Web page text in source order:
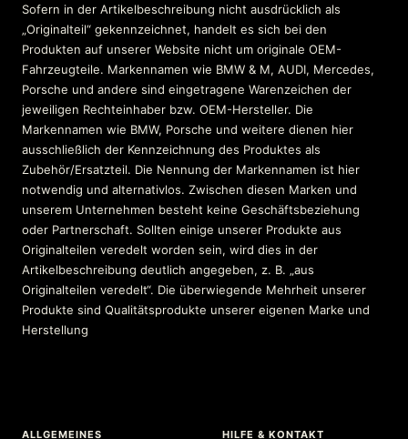
Sofern in der Artikelbeschreibung nicht ausdrücklich als
„Originalteil“ gekennzeichnet, handelt es sich bei den
Produkten auf unserer Website nicht um originale OEM-
Fahrzeugteile. Markennamen wie BMW & M, AUDI, Mercedes,
Porsche und andere sind eingetragene Warenzeichen der
jeweiligen Rechteinhaber bzw. OEM-Hersteller. Die
Markennamen wie BMW, Porsche und weitere dienen hier
ausschließlich der Kennzeichnung des Produktes als
Zubehör/Ersatzteil. Die Nennung der Markennamen ist hier
notwendig und alternativlos. Zwischen diesen Marken und
unserem Unternehmen besteht keine Geschäftsbeziehung
oder Partnerschaft. Sollten einige unserer Produkte aus
Originalteilen veredelt worden sein, wird dies in der
Artikelbeschreibung deutlich angegeben, z. B. „aus
Originalteilen veredelt“. Die überwiegende Mehrheit unserer
Produkte sind Qualitätsprodukte unserer eigenen Marke und
Herstellung
ALLGEMEINES HILFE & KONTAKT